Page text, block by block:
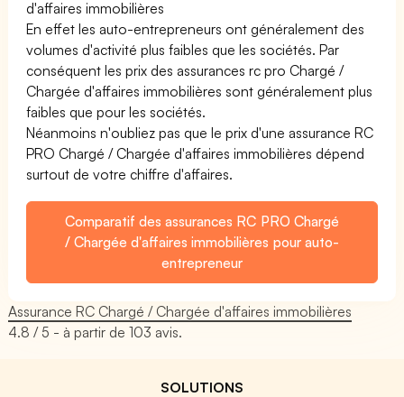
d'affaires immobilières
En effet les auto-entrepreneurs ont généralement des
volumes d'activité plus faibles que les sociétés. Par
conséquent les prix des assurances rc pro Chargé /
Chargée d'affaires immobilières sont généralement plus
faibles que pour les sociétés.
Néanmoins n'oubliez pas que le prix d'une assurance RC
PRO Chargé / Chargée d'affaires immobilières dépend
surtout de votre chiffre d'affaires.
Comparatif des assurances RC PRO Chargé
/ Chargée d'affaires immobilières pour auto-
entrepreneur
Assurance RC Chargé / Chargée d'affaires immobilières
4.8 / 5 - à partir de103 avis.
SOLUTIONS